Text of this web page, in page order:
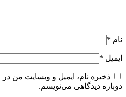
نام *
ایمیل *
ذخیره نام، ایمیل و وبسایت من
دوباره دیدگاهی می‌نویسم.